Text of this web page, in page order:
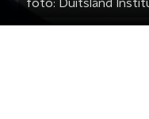
foto: Duitsland